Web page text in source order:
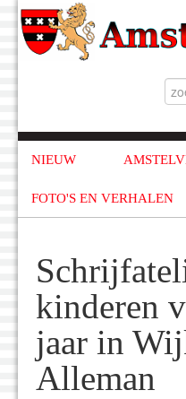
NIEUW
FOTO'S EN VERHALEN
kinderen
jaar in
Alleman